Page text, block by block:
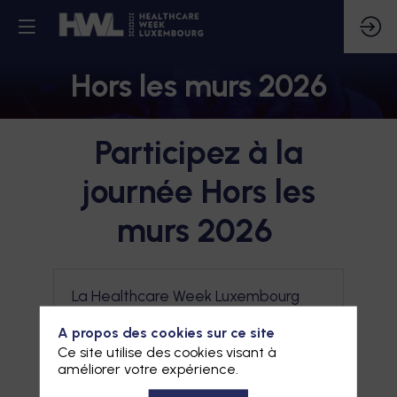
Hors les murs 2026
Participez à la
journée Hors les
murs 2026
La Healthcare Week Luxembourg
sessions Hors les murs, conçues pour
prolonger les échanges et les
découvertes au-delà des portes
de l’événement.
A propos des cookies sur ce site
Ce site utilise des cookies visant à
améliorer votre expérience.